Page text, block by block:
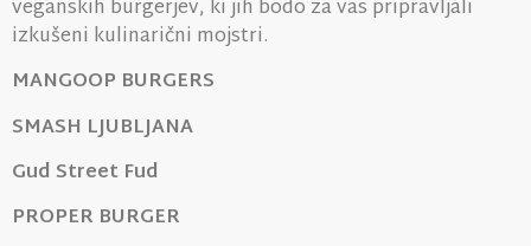
veganskih burgerjev, ki jih bodo za vas pripravljali
izkušeni kulinarični mojstri.
MANGOOP BURGERS
SMASH LJUBLJANA
Gud Street Fud
PROPER BURGER